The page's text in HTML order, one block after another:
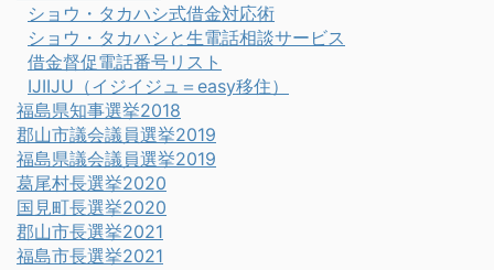
ショウ・タカハシ式借金対応術
ショウ・タカハシと生電話相談サービス
借金督促電話番号リスト
IJIIJU（イジイジュ＝easy移住）
福島県知事選挙2018
郡山市議会議員選挙2019
福島県議会議員選挙2019
葛尾村長選挙2020
国見町長選挙2020
郡山市長選挙2021
福島市長選挙2021